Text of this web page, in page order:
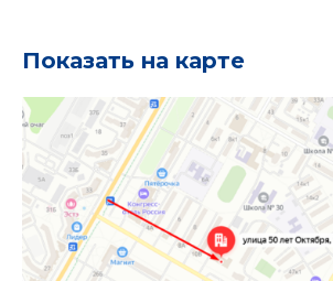
Показать на карте